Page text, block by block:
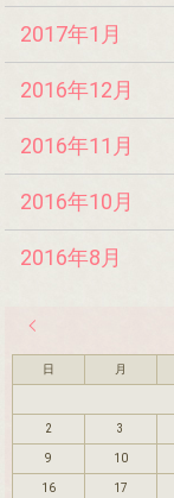
2017年1月
2016年12月
2016年11月
2016年10月
2016年8月
日 月
2 3
9 10
16 17